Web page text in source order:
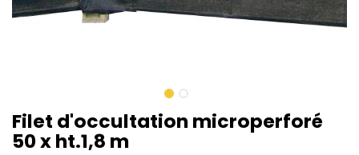
Filet d'occultation microperforé
50 x ht.1,8 m